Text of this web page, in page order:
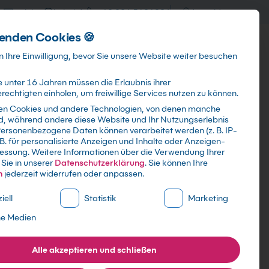
training@kebel.de +49 231 5191986 Anmelden
Suchen
Info & Services Kontakt
Cookies 🍪
Ihre Einwilligung, bevor Sie unsere Website weiter besuchen
unter 16 Jahren müssen die Erlaubnis ihrer
einholen, um freiwillige Services nutzen zu können.
Cookies und andere Technologien, von denen manche
während andere diese Website und Ihr Nutzungserlebnis
Daten können verarbeitet werden (z. B. IP-
für personalisierte Anzeigen und Inhalte oder Anzeigen-
Weitere Informationen über die Verwendung Ihrer
in unserer Datenschutzerklärung.Sie können Ihre
jederzeit widerrufen oder anpassen.
Liste der Service-Gruppen, für die eine Einwilligung
Statistik
Marketing
Medien
Alle akzeptieren und schließen